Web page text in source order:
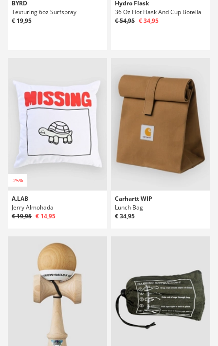
BYRD
Texturing 6oz Surfspray
€ 19,95
Hydro Flask
36 Oz Hot Flask And Cup Botella
€ 54,95 € 34,95
-25%
A.LAB
Jerry Almohada
€ 19,95 € 14,95
Carhartt WIP
Lunch Bag
€ 34,95